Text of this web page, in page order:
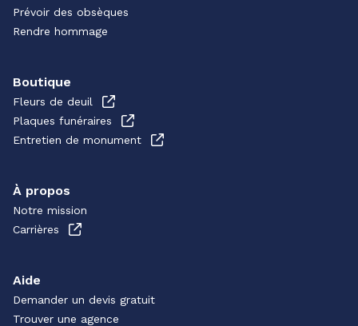
Prévoir des obsèques
Rendre hommage
Boutique
Fleurs de deuil
Plaques funéraires
Entretien de monument
À propos
Notre mission
Carrières
Aide
Demander un devis gratuit
Trouver une agence